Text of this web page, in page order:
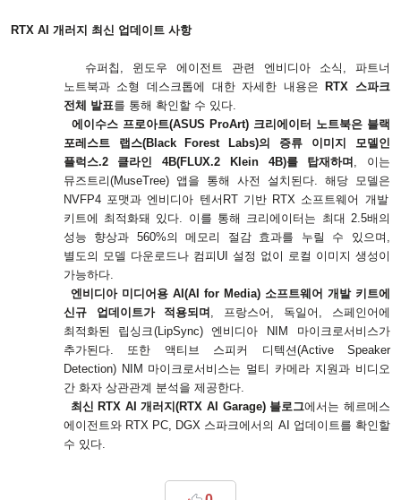
RTX AI 개러지 최신 업데이트 사항
슈퍼칩 윈도우 에이전트 관련 엔비디아 소식 ,파트너
노트북과 소형 데스크톱에 대한 자세한 내용은RTX 스파크
전체 발표를 통해 확인할 수 있다.
에이수스 프로아트(ASUS ProArt) 크리에이터 노트북은 블랙
포레스트 랩스(Black Forest Labs)의 증류 이미지 모델인
플럭스.2 클라인 4B(FLUX.2 Klein 4B)를 탑재하며
이는
뮤즈트리(MuseTree) 앱을 통해 사전 설치된다. 해당 모델은
NVFP4 포맷과 엔비디아 텐서 RT 기반RTX 소프트웨어 개발
키트에 최적화돼 있다
이를 통해 크리에이터는 최대 2.5배의
성능 향상과 560%의 메모리 절감 효과를 누릴 수 있으며
별도의 모델 다운로드나 컴피 UI 설정 없이 로컬 이미지 생성이
가능하다.
엔비디아 미디어용 AI(AI for Media) 소프트웨어 개발 키트에
신규 업데이트가 적용되며
프랑스어 독일어
스페인어에
최적화된 립싱크 (LipSync) 엔비디아 NIM 마이크로서비스가
추가된다. 또한 액티브 스피커 디텍션(Active Speaker
Detection) NIM 마이크로서비스는 멀티 카메라 지원과 비디오
간 화자 상관관계 분석을 제공한다.
최신 RTX AI개러지(RTX AI Garage) 블로그에서는 헤르메스
에이전트와RTX PC, DGX 스파크에서의 AI 업데이트를 확인할
수 있다.